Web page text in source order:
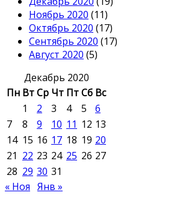
Ноябрь 2020 (11)
Октябрь 2020 (17)
Сентябрь 2020 (17)
Август 2020 (5)
Декабрь 2020
Пн ВтСр Чт ПтСб Вс
1
2 3 4 5
6
7
8 9 10 11 12 13
14 15 16 17 18 19 20
21 22 23 24 25 26 27
28 29 30 31
« Ноя Янв »